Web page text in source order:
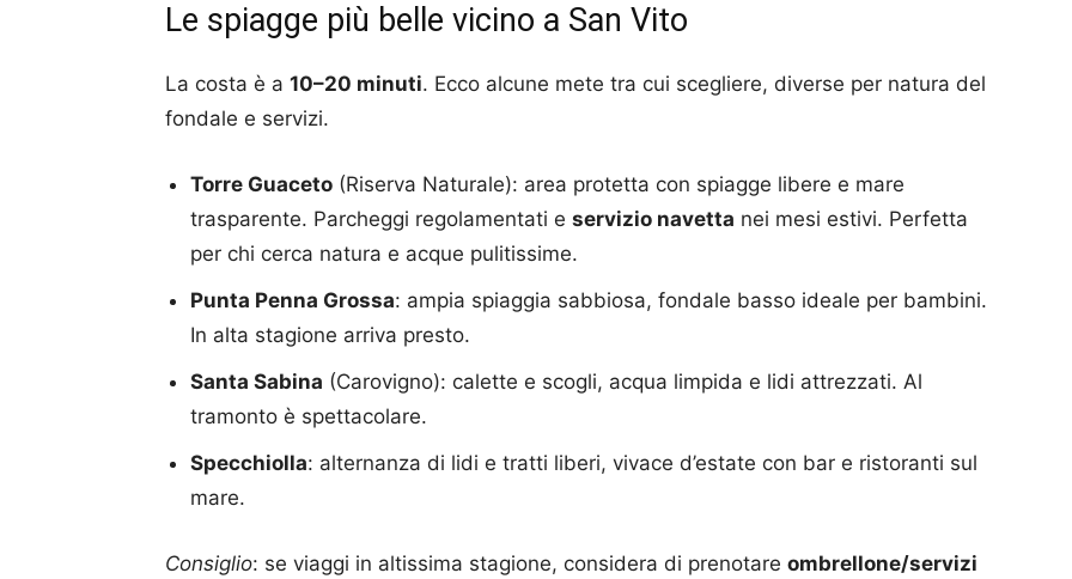
Le spiagge più belle vicino a San Vito
La costa è a 10–20 minuti. Ecco alcune mete tra cui scegliere, diverse per natura del
fondale e servizi.
Torre Guaceto (Riserva Naturale): area protetta con spiagge libere e mare
trasparente. Parcheggi regolamentati e servizio navetta nei mesi estivi. Perfetta
per chi cerca natura e acque pulitissime.
Punta Penna Grossa: ampia spiaggia sabbiosa, fondale basso ideale per bambini.
In alta stagione arriva presto.
Santa Sabina (Carovigno): calette e scogli, acqua limpida e lidi attrezzati. Al
tramonto è spettacolare.
Specchiolla: alternanza di lidi e tratti liberi, vivace d’estate con bar e ristoranti sul
mare.
Consiglio: se viaggi in altissima stagione, considera di prenotare ombrellone/servizi